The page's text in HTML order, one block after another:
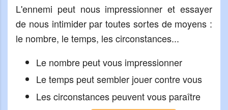
L'ennemi peut nous impressionner et essayer
de nous intimider par toutes sortes de moyens :
le nombre, le temps, les circonstances...
Le nombre peut vous impressionner
Le temps peut sembler jouer contre vous
Les circonstances peuvent vous paraître